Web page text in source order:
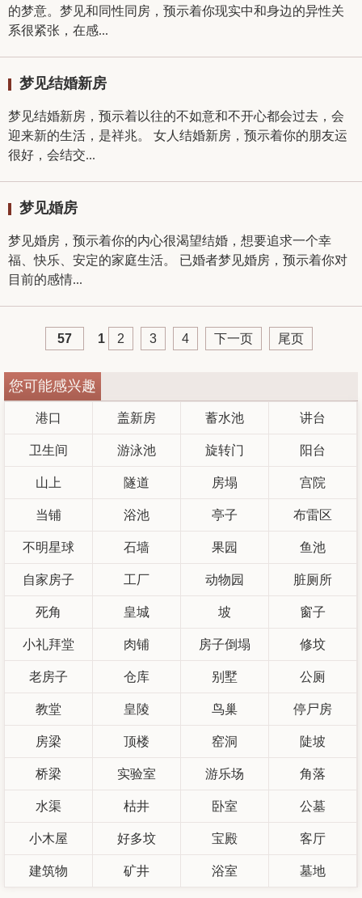
的梦意。梦见和同性同房，预示着你现实中和身边的异性关
系很紧张，在感...
梦见结婚新房
梦见结婚新房，预示着以往的不如意和不开心都会过去，会
迎来新的生活，是祥兆。 女人结婚新房，预示着你的朋友运
很好，会结交...
梦见婚房
梦见婚房，预示着你的内心很渴望结婚，想要追求一个幸
福、快乐、安定的家庭生活。 已婚者梦见婚房，预示着你对
目前的感情...
57 1 2 3 4 下一页 尾页
您可能感兴趣
港口 盖新房 蓄水池 讲台
卫生间 游泳池 旋转门 阳台
山上 隧道 房塌 宫院
当铺 浴池 亭子 布雷区
不明星球 石墙 果园 鱼池
自家房子 工厂 动物园 脏厕所
死角 皇城 坡 窗子
小礼拜堂 肉铺 房子倒塌 修坟
老房子 仓库 别墅 公厕
教堂 皇陵 鸟巢 停尸房
房梁 顶楼 窑洞 陡坡
桥梁 实验室 游乐场 角落
水渠 枯井 卧室 公墓
小木屋 好多坟 宝殿 客厅
建筑物 矿井 浴室 墓地